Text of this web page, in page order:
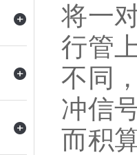
将一
行管
不同
冲信
而积